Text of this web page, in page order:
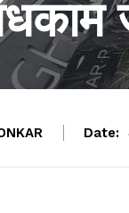
Date: